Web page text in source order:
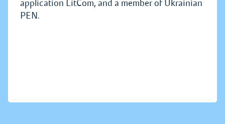
application LitCom, and a member of Ukrainian
PEN.